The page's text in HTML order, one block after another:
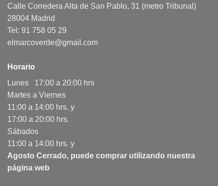
Calle Corredera Alta de San Pablo, 31 (metro Tribunal)
28004 Madrid
Tel: 91 758 05 29
elmarcoverde@gmail.com
Horario
Lunes 17:00 a 20:00 hrs
Martes a Viernes
11:00 a 14:00 hrs. y
17:00 a 20:00 hrs.
Sábados
11:00 a 14:00 hrs. y
Agosto Cerrado, puede comprar utilizando nuestra
página web